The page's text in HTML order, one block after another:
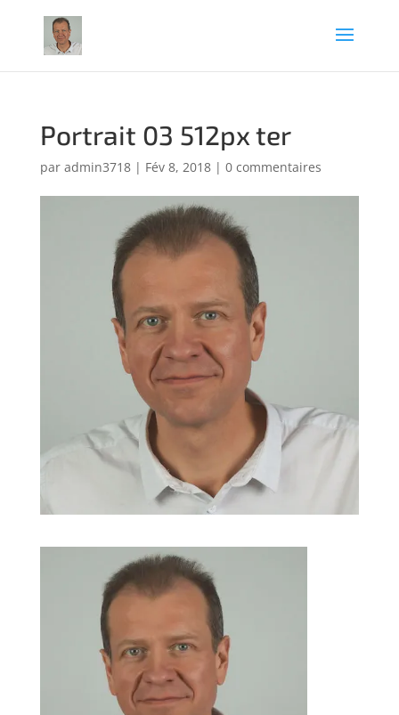
Portrait 03 512px ter
par admin3718| Fév 8, 2018| 0 commentaires